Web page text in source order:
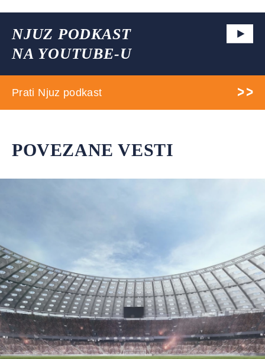
NJUZ PODKAST
NA YOUTUBE-U
Prati Njuz podkast
POVEZANE VESTI